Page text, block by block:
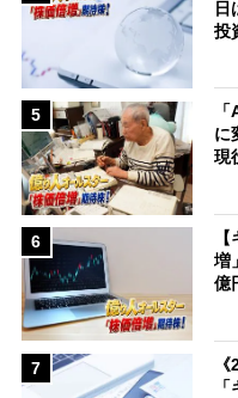
日
投
5
に
現
6
増
億
7